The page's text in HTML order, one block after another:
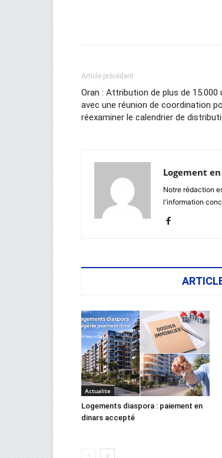
Article précédent
Oran : Attribution de plus de 15.000
avec une réunion de coordination
réexaminer le calendrier de
Logement
Notre rédaction
l'information
Actualite
Logements diaspora : paiement en
dinars accepté